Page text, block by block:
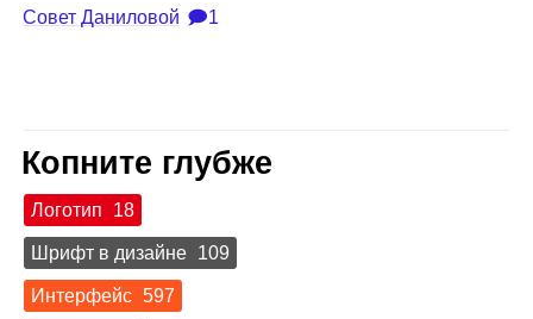
Совет Даниловой 🗩1
Копните глубже
Логотип 18
Шрифт в дизайне 109
Интерфейс 597